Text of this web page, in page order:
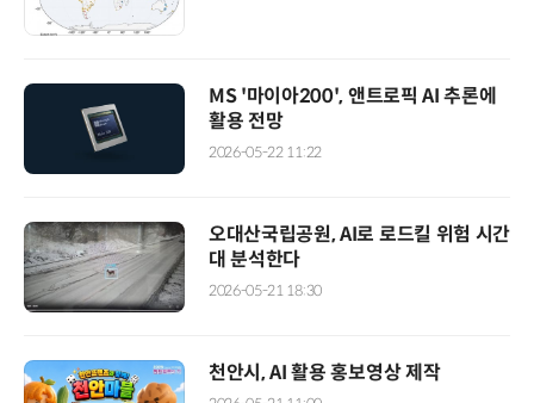
MS '마이아200', 앤트로픽 AI 추론에
활용 전망
2026-05-22 11:22
오대산국립공원, AI로 로드킬 위험 시간
대 분석한다
2026-05-21 18:30
천안시, AI 활용 홍보영상 제작